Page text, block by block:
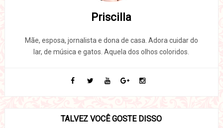
Priscilla
Mãe, esposa, jornalista e dona de casa. Adora cuidar do
lar, de música e gatos. Aquela dos olhos coloridos.
TALVEZ VOCÊ GOSTE DISSO